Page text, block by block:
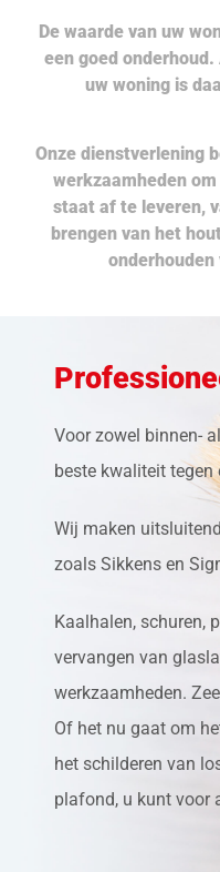
De waarde van uw
een goed
uw woning is
Onze dienstverlening
werkzaamheden
staat af te leveren,
brengen van het
Voor zowel binnen-
beste kwaliteit tegen
Wij maken
zoals Sikkens en
Kaalhalen, schuren,
vervangen van
werkzaamheden.
Of het nu gaat om
het schilderen van
plafond, u kunt voor